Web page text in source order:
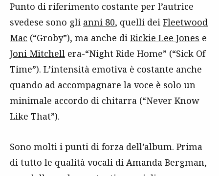
Punto di riferimento costante per l’autrice
svedese sono gli anni 80, quelli dei Fleetwood
Mac (“Groby”), ma anche di Rickie Lee Jones e
Joni Mitchell era-“Night Ride Home” (“Sick Of
Time”). L’intensità emotiva è costante anche
quando ad accompagnare la voce è solo un
minimale accordo di chitarra (“Never Know
Like That”).
Sono molti i punti di forza dell’album. Prima
di tutto le qualità vocali di Amanda Bergman,